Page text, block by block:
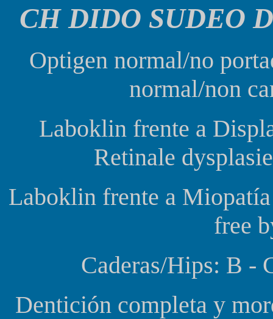
CH DIDO SUDEO
Optigen normal/no
normal/non
Laboklin frente a
Retinale
Laboklin frente a
free
Caderas/Hips: B -
Dentición completa y